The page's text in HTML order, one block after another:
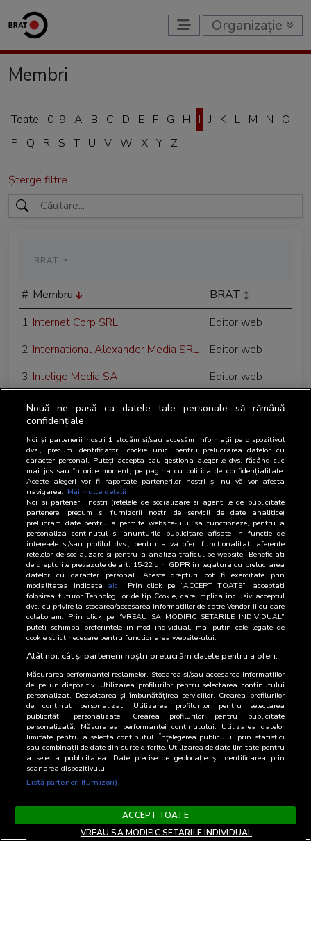
Organizație
Membri
Toate 0-9 A B C D E F G H I J K L M N
O
P
Q R S T U V W X Y Z
Șterge filtre
BRAT
# Membru
BRAT
1 Internet Corp SRL
Editor web
2 International Alexander Media SRL
Editor web
3 Inteligo Media SA
Editor web
4 Innovaty Production SRL
Agentie media
Initiative Media SA
6 Inform Media Press SRL
Editor
7 Imedia Plus Group SRL
Editor web
8 IAB Romania
Membru onorific
9 IAA Membru onorific
Nouă ne pasă ca datele tale personale să rămână
confidențiale
Noi și partenerii noștri 1 stocăm și/sau accesăm informații pe dispozitivul
dvs., precum identificatorii cookie unici pentru prelucrarea datelor cu
caracter personal. Puteți accepta sau gestiona alegerile dvs. făcând clic
mai jos sau în orice moment, pe pagina cu politica de confidențialitate.
Aceste alegeri vor fi raportate partenerilor noștri și nu vă vor afecta
navigarea. Mai multe detalii
Noi si partenerii nostri (retelele de socializare si agentiile de publicitate
partenere, precum si furnizorii nostri de servicii de date analitice)
prelucram date pentru a permite website-ului sa functioneze, pentru a
personaliza continutul si anunturile publicitare afisate in functie de
interesele si/sau profilul dvs., pentru a va oferi functionalitati aferente
retelelor de socializare si pentru a analiza traficul pe website. Beneficiati
de drepturile prevazute de art. 15-22 din GDPR in legatura cu prelucrarea
datelor cu caracter personal. Aceste drepturi pot fi exercitate prin
modalitatea indicata aici. Prin click pe “ACCEPT TOATE”, acceptati
folosirea tuturor Tehnologiilor de tip Cookie, care implica inclusiv acceptul
dvs. cu privire la stocarea/accesarea informatiilor de catre Vendor-ii cu care
colaboram. Prin click pe “VREAU SA MODIFIC SETARILE INDIVIDUAL”
puteti schimba preferintele in mod individual, mai putin cele legate de
cookie strict necesare pentru functionarea website-ului.
Atât noi, cât și partenerii noștri prelucrăm datele pentru a oferi:
Măsurarea performanței reclamelor. Stocarea și/sau accesarea informațiilor
de pe un dispozitiv. Utilizarea profilurilor pentru selectarea conținutului
personalizat. Dezvoltarea și îmbunătățirea serviciilor. Crearea profilurilor
de conținut personalizat. Utilizarea profilurilor pentru selectarea
publicității personalizate. Crearea profilurilor pentru publicitate
personalizată. Măsurarea performanței conținutului. Utilizarea datelor
limitate pentru a selecta conținutul. Înțelegerea publicului prin statistici
sau combinații de date din surse diferite. Utilizarea de date limitate pentru
a selecta publicitatea. Date precise de geolocație și identificarea prin
scanarea dispozitivului.
Listă parteneri (furnizori)
ACCEPT TOATE
VREAU SA MODIFIC SETARILE INDIVIDUAL